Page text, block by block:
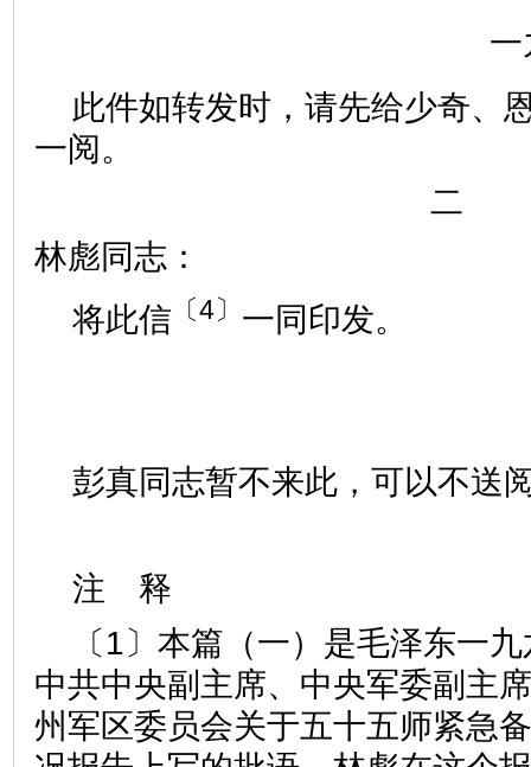
一
此件如转发时，请先给少奇、
一阅。
二
林彪同志：
将此信 〔4〕 一同印发。
彭真同志暂不来此，可以不送
注 释
〔1〕本篇（一）是毛泽东一
中共中央副主席、中央军委副主
州军区委员会关于五十五师紧急